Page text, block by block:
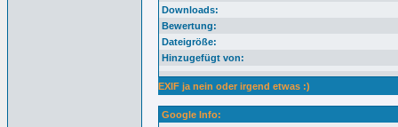
Downloads:
Bewertung:
Dateigröße:
Hinzugefügt von:
EXIF ja nein oder irgend etwas :)
Google Info: